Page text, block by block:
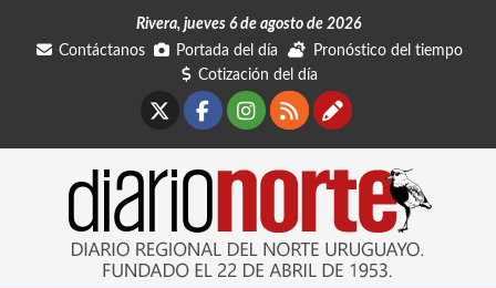
Rivera, jueves 6 de agosto de 2026
Contáctanos
Portada del día
Pronóstico del tiempo
Cotización del día
Facebook
Instagram
RSSContáctanos